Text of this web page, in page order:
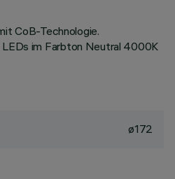
CoB-Technologie.
im Farbton Neutral 4000K
ø172